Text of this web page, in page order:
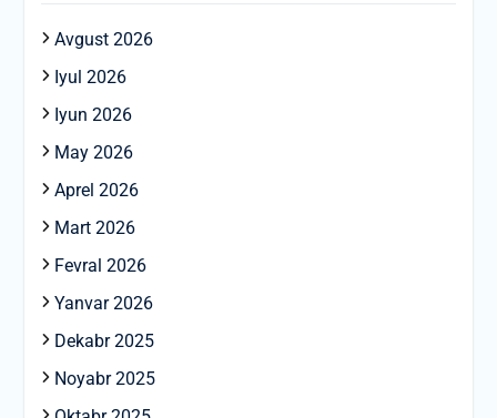
Avgust 2026
Iyul 2026
Iyun 2026
May 2026
Aprel 2026
Mart 2026
Fevral 2026
Yanvar 2026
Dekabr 2025
Noyabr 2025